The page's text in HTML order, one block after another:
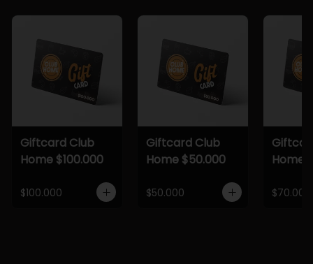
Giftcard Club
Home $100.000
$100.000
Giftcard Club
Home $50.000
$50.000
Home
$70.000